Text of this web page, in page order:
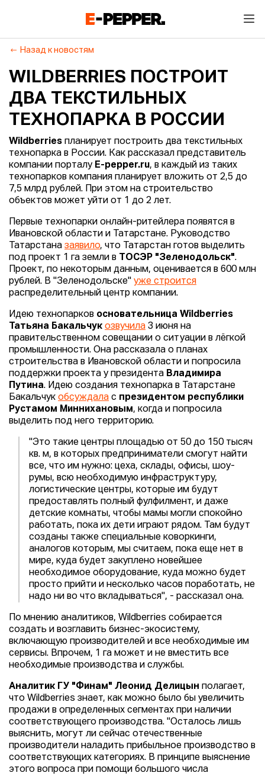
Назад к новостям
WILDBERRIES ПОСТРОИТ
ДВА ТЕКСТИЛЬНЫХ
ТЕХНОПАРКА В РОССИИ
Wildberries планирует построить два текстильных
технопарка в России. Как рассказал представитель
компании порталу E-pepper.ru, в каждый из таких
технопарков компания планирует вложить от 2,5 до
7,5 млрд рублей. При этом на строительство
объектов может уйти от 1 до 2 лет.
Первые технопарки онлайн-ритейлера появятся в
Ивановской области и Татарстане. Руководство
Татарстана заявило, что Татарстан готов выделить
под проект 1 га земли в
ТОСЭР "Зеленодольск".
Проект, по некоторым данным, оценивается в 600 млн
рублей. В "Зеленодольске" уже строится
распределительный центр компании.
Идею технопарков основательница Wildberries
Татьяна Бакальчук озвучила 3 июня на
правительственном совещании о ситуации в лёгкой
промышленности. Она рассказала о планах
строительства в Ивановской области и попросила
поддержки проекта у президента Владимира
Путина. Идею создания технопарка в Татарстане
Бакальчук обсуждала с президентом республики
Рустамом Миннихановым, когда и попросила
выделить под него территорию.
"Это такие центры площадью от 50 до 150 тысяч
кв. м, в которых предприниматели смогут найти
все, что им нужно: цеха, склады, офисы, шоу-
румы, всю необходимую инфраструктуру,
логистические центры, которые им будут
предоставлять полный фулфилмент, и даже
детские комнаты, чтобы мамы могли спокойно
работать, пока их дети играют рядом. Там будут
созданы также специальные коворкинги,
аналогов которым, мы считаем, пока еще нет в
мире, куда будет закуплено новейшее
необходимое оборудование, куда можно будет
просто прийти и несколько часов поработать, не
надо ни во что вкладываться", - рассказал она.
По мнению аналитиков, Wildberries собирается
создать и возглавить бизнес-экосистему,
включающую производителей и все необходимые им
сервисы. Впрочем, 1 га может и не вместить все
необходимые производства и службы.
Аналитик ГУ "Финам" Леонид Делицын полагает,
что Wildberries знает, как можно было бы увеличить
продажи в определенных сегментах при наличии
соответствующего производства. "Осталось лишь
выяснить, могут ли сейчас отечественные
производители наладить прибыльное производство в
соответствующих категориях. В принципе выяснение
этого вопроса при помощи большого числа